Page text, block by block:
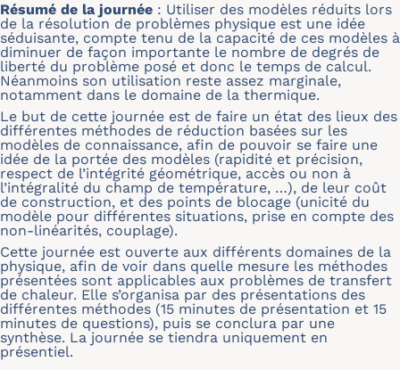
Résumé de la journée : Utiliser des modèles réduits lors
de la résolution de problèmes physique est une idée
séduisante, compte tenu de la capacité de ces modèles à
diminuer de façon importante le nombre de degrés de
liberté du problème posé et donc le temps de calcul.
Néanmoins son utilisation reste assez marginale,
notamment dans le domaine de la thermique.
Le but de cette journée est de faire un état des lieux des
différentes méthodes de réduction basées sur les
modèles de connaissance, afin de pouvoir se faire une
idée de la portée des modèles (rapidité et précision,
respect de l’intégrité géométrique, accès ou non à
l’intégralité du champ de température, …), de leur coût
de construction, et des points de blocage (unicité du
modèle pour différentes situations, prise en compte des
non-linéarités, couplage).
Cette journée est ouverte aux différents domaines de la
physique, afin de voir dans quelle mesure les méthodes
présentées sont applicables aux problèmes de transfert
de chaleur. Elle s’organisa par des présentations des
différentes méthodes (15 minutes de présentation et 15
minutes de questions), puis se conclura par une
synthèse. La journée se tiendra uniquement en
présentiel.